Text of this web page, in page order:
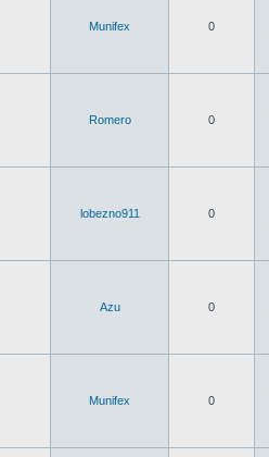
Munifex 0
Romero 0
lobezno911 0
Azu 0
Munifex 0